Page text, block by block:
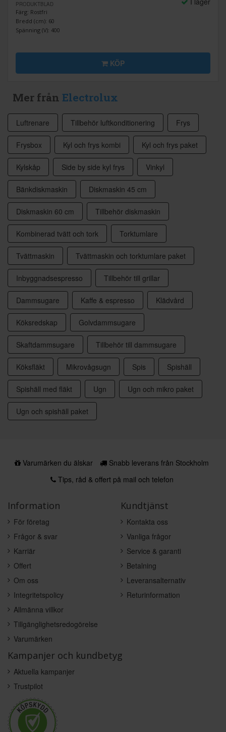
PRODUKTBLAD
Färg: Rostfri
Bredd (cm): 60
Spänning (V): 400
KÖP
Mer från Electrolux
Luftrenare Tillbehör luftkonditionering Frys
Frysbox Kyl och frys kombi Kyl och frys paket
Kylskåp Side by side kyl frys Vinkyl
Bänkdiskmaskin Diskmaskin 45 cm
Diskmaskin 60 cm Tillbehör diskmaskin
Kombinerad tvätt och tork Torktumlare
Tvättmaskin Tvättmaskin och torktumlare paket
Inbyggnadsespresso Tillbehör till grillar
Dammsugare Kaffe & espresso Klädvård
Köksredskap Golvdammsugare
Skaftdammsugare Tillbehör till dammsugare
Köksfläkt Mikrovågsugn Spis Spishäll
Spishäll med fläkt Ugn Ugn och mikro paket
Ugn och spishäll paket
Varumärken du älskar
Snabb leverans från Stockholm
Tips, råd & offert på mail och telefon
Information
För företag
Frågor & svar
Karriär
Offert
Om oss
Integritetspolicy
Allmänna villkor
Tillgänglighetsredogörelse
Varumärken
Kundtjänst
Kontakta oss
Vanliga frågor
Service & garanti
Betalning
Leveransalternativ
Returinformation
Kampanjer och kundbetyg
Aktuella kampanjer
Trustpilot